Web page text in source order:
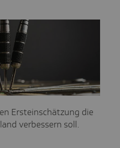
Ersteinschätzung die
verbessern soll.